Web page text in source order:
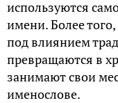
используются
имени. Более
под влиянием
превращаются в
занимают свои
именослове.